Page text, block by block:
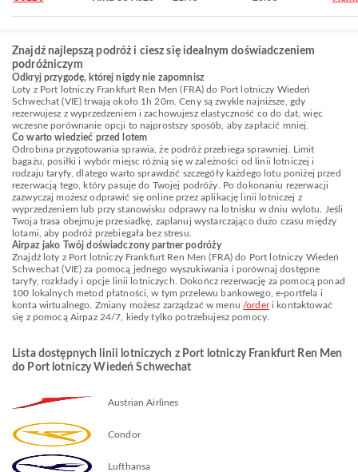
Znajdź najlepszą podróż i ciesz się idealnym doświadczeniem
podróżniczym
Odkryj przygodę, której nigdy nie zapomnisz
Loty z Port lotniczy Frankfurt Ren Men (FRA) do Port lotniczy Wiedeń
Schwechat (VIE) trwają około 1h 20m. Ceny są zwykle najniższe, gdy
rezerwujesz z wyprzedzeniem i zachowujesz elastyczność co do dat, więc
wczesne porównanie opcji to najprostszy sposób, aby zapłacić mniej.
Co warto wiedzieć przed lotem
Odrobina przygotowania sprawia, że podróż przebiega sprawniej. Limit
bagażu, posiłki i wybór miejsc różnią się w zależności od linii lotniczej i
rodzaju taryfy, dlatego warto sprawdzić szczegóły każdego lotu poniżej przed
rezerwacją tego, który pasuje do Twojej podróży. Po dokonaniu rezerwacji
zazwyczaj możesz odprawić się online przez aplikację linii lotniczej z
wyprzedzeniem lub przy stanowisku odprawy na lotnisku w dniu wylotu. Jeśli
Twoja trasa obejmuje przesiadkę, zaplanuj wystarczająco dużo czasu między
lotami, aby podróż przebiegała bez stresu.
Airpaz jako Twój doświadczony partner podróży
Znajdź loty z Port lotniczy Frankfurt Ren Men (FRA) do Port lotniczy Wiedeń
Schwechat (VIE) za pomocą jednego wyszukiwania i porównaj dostępne
taryfy, rozkłady i opcje linii lotniczych. Dokończ rezerwację za pomocą ponad
100 lokalnych metod płatności, w tym przelewu bankowego, e-portfela i
konta wirtualnego. Zmiany możesz zarządzać w menu /orderi kontaktować
się z pomocą Airpaz 24/7, kiedy tylko potrzebujesz pomocy.
Lista dostępnych linii lotniczych z Port lotniczy Frankfurt Ren Men
do Port lotniczy Wiedeń Schwechat
Austrian Airlines
Condor
Lufthansa